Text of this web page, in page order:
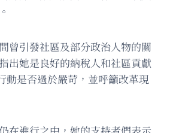
曾引發社區及部分政治人物的關
出她是良好的納稅人和社區貢獻
動是否過於嚴苛，並呼籲改革現